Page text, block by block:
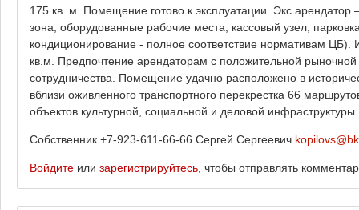
175 кв. м. Помещение готово к эксплуатации. Экс
зона, оборудованные рабочие места, кассовый узел,
кондиционирование - полное соответствие нормативам
кв.м. Предпочтение арендаторам с положительной рыночной
сотрудничества. Помещение удачно расположено в
вблизи оживленного транспортного перекрестка 66
объектов культурной, социальной и деловой инфраструктуры.
Собственник +7-923-611-66-66 Сергей Сергеевич
Войдите или зарегистрируйтесь , чтобы отправлять